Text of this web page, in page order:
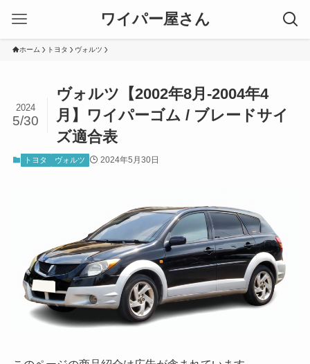
ワイパー屋さん
ホーム トヨタ ヴォルツ
ヴォルツ【2002年8月-2004年4
月】ワイパーゴム / ブレードサイ
ズ適合表
2024
5/30
トヨタ ヴォルツ 2024年5月30日